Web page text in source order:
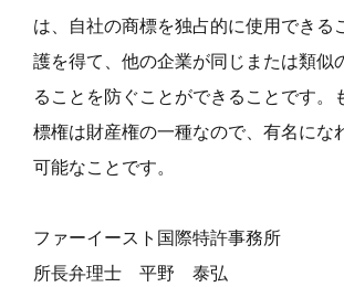
は、自社の商標を独占的に使用できる
護を得て、他の企業が同じまたは類似
ることを防ぐことができることです。
標権は財産権の一種なので、有名にな
可能なことです。
ファーイースト国際特許事務所
所長弁理士 平野 泰弘